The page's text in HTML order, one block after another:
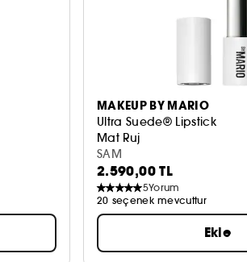
MAKEUP BY MARIO
Ultra Suede® Lipstick
Mat Ruj
SAM
2.590,00 TL
5Yorum
20 seçenek mevcuttur
Ekle